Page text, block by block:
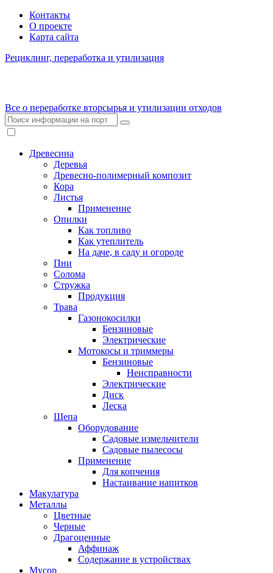
Контакты
О проекте
Карта сайта
Рециклинг, переработка и утилизация
Все о переработке вторсырья и утилизации отходов
Древесина
Деревья
Древесно-полимерный композит
Кора
Листья
Применение
Опилки
Как топливо
Как утеплитель
На даче, в саду и огороде
Пни
Солома
Стружка
Продукция
Трава
Газонокосилки
Бензиновые
Электрические
Мотокосы и триммеры
Бензиновые
Неисправности
Электрические
Диск
Леска
Щепа
Оборудование
Садовые измельчители
Садовые пылесосы
Применение
Для копчения
Настаивание напитков
Макулатура
Металлы
Цветные
Черные
Драгоценные
Аффинаж
Содержание в устройствах
Мусор